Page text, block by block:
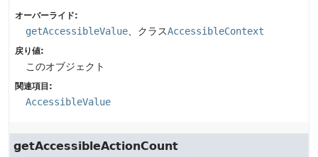
オーバーライド:
getAccessibleValue 、クラスAccessibleContext
戻り値:
このオブジェクト
関連項目:
AccessibleValue
getAccessibleActionCount